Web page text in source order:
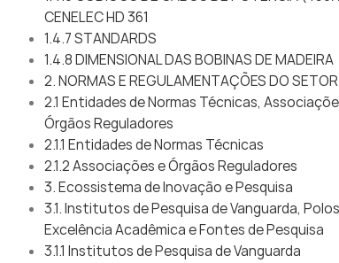
CENELEC HD 361
1.4.7 STANDARDS
1.4.8 DIMENSIONAL DAS BOBINAS DE MADEIRA
2. NORMAS E REGULAMENTAÇÕES DO SETOR
2.1 Entidades de Normas Técnicas,
Órgãos Reguladores
2.1.1 Entidades de Normas Técnicas
2.1.2 Associações e Órgãos Reguladores
3. Ecossistema de Inovação e Pesquisa
3.1. Institutos de Pesquisa de Vanguarda,
Excelência Acadêmica e Fontes de Pesquisa
3.1.1 Institutos de Pesquisa de Vanguarda